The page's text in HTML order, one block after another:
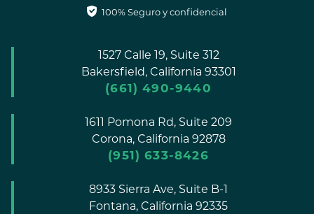
100% Seguro y confidencial
1527 Calle 19, Suite 312
Bakersfield, California 93301
(661) 490-9440
1611 Pomona Rd, Suite 209
Corona, California 92878
(951) 633-8426
8933 Sierra Ave, Suite B-1
Fontana, California 92335